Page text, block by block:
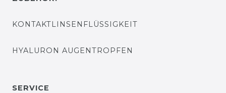
KONTAKTLINSENFLÜSSIGKEIT
HYALURON AUGENTROPFEN
SERVICE